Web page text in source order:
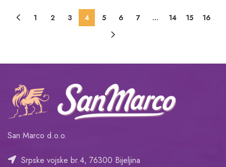
1 2 3 4 5 6 7 … 14 15 16
San Marco d.o.o.
Srpske vojske br.4, 76300 Bijeljina